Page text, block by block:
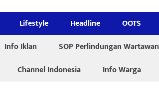
Lifestyle Headline
OOTS
Info Iklan SOP Perlindungan Wartawan
Channel Indonesia Info Warga